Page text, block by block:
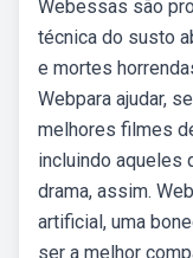
Webessas são
técnica do susto
e mortes
Webpara ajudar,
melhores filmes
incluindo aqueles
drama, assim.
artificial, uma
ser a melhor